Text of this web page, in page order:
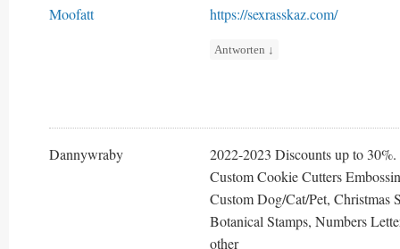
Moofatt https://sexrasskaz.com/
Antworten ↓
Dannywraby
2022-2023 Discounts up to
Custom Cookie Cutters
Custom Dog/Cat/Pet, Christmas
Botanical Stamps, Numbers
other